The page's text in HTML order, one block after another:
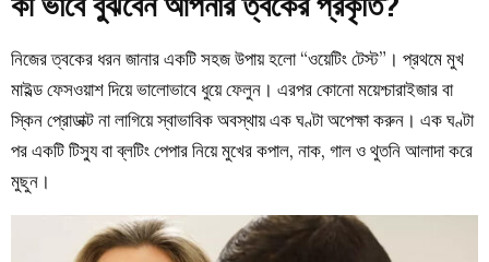
নিজের ত্বকের ধরন জানার একটি সহজ উপায় হলো “ওয়েটিং টেস্ট”। প্রথমে মুখ
মাইল্ড ফেসওয়াশ দিয়ে ভালোভাবে ধুয়ে ফেলুন। এরপর কোনো ময়েশ্চারাইজার বা
স্কিন প্রোডাক্ট না লাগিয়ে স্বাভাবিক অবস্থায় এক ঘণ্টা অপেক্ষা করুন। এক ঘণ্টা
পর একটি টিস্যু বা ব্লটিং পেপার নিয়ে মুখের কপাল, নাক, গাল ও থুতনি আলাদা করে
মুছুন।